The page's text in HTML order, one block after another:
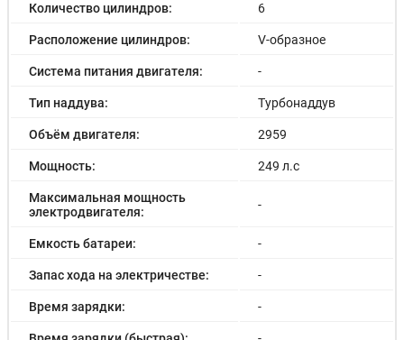
Количество цилиндров: 6
Расположение цилиндров: V-образное
Система питания двигателя: -
Тип наддува: Турбонаддув
Объём двигателя: 2959
Мощность: 249 л.с
Максимальная мощность
электродвигателя:
-
Емкость батареи: -
Запас хода на электричестве: -
Время зарядки: -